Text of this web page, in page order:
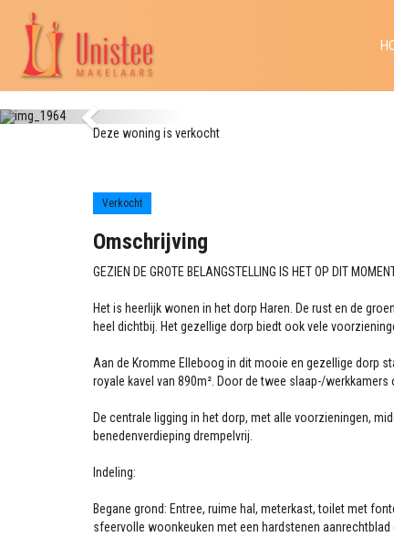
Foto's
Kaart
Deze woning is verkocht
Verkocht
Omschrijving
GEZIEN DE GROTE BELANGSTELLING IS HET OP DIT
Het is heerlijk wonen in het dorp Haren. De rust en de
heel dichtbij. Het gezellige dorp biedt ook vele
Aan de Kromme Elleboog in dit mooie en gezellige dorp
royale kavel van 890m². Door de twee slaap-/
De centrale ligging in het dorp, met alle voorzieningen,
benedenverdieping drempelvrij.
Indeling:
Begane grond: Entree, ruime hal, meterkast, toilet met
sfeervolle woonkeuken met een hardstenen